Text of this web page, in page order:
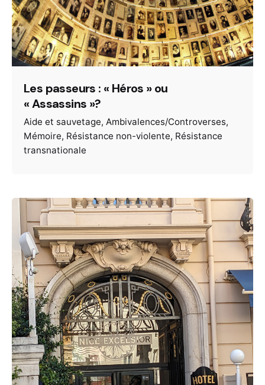
Les passeurs : « Héros » ou
« Assassins »?
Aide et sauvetage Ambivalences/Controverses
Mémoire Résistance non-violente Résistance
transnationale